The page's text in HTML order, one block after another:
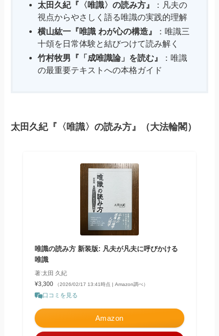
太田久紀『〈唯識〉の読み方』
：凡夫の
視点からやさしく語る唯識の実践的理解
横山紘一『唯識 わが心の構造』
：唯識三
十頌を日常体験と結びつけて読み解く
竹村牧男『「成唯識論」を読む』
：唯識
の最重要テキストへの本格ガイド
太田久紀『〈唯識〉の読み方』（大法輪閣）
唯識の読み方 新装版: 凡夫が凡夫に呼びかける
唯識
著:太田 久紀
¥3,300
（2026/02/17 13:41時点 | Amazon調べ）
口コミを見る
Amazon